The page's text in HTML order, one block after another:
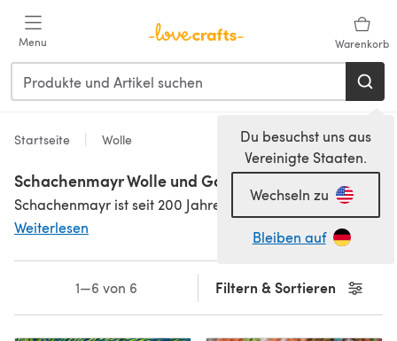
Menu Warenkorb
Du besuchst uns aus
Vereinigte Staaten.
Wechseln zu
Bleiben auf
Startseite Wolle
Schachenmayr Wolle und Garne
Weiterlesen
Filtern & Sortieren
1—6 von 6